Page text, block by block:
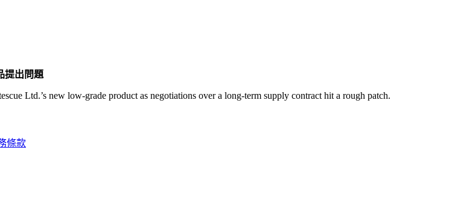
提出問題
Ltd.’s new low-grade product as negotiations over a long-term supply contract hit a rough patch.
條款